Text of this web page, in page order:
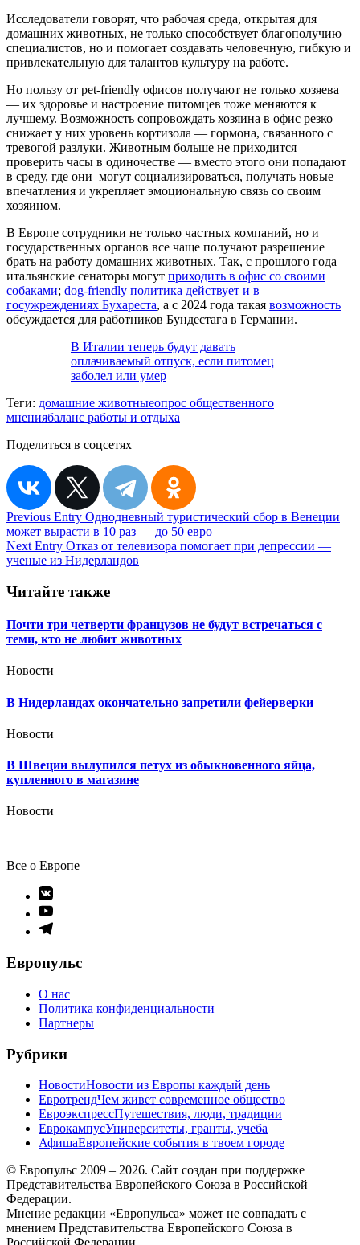
Исследователи говорят, что рабочая среда, открытая для
домашних животных, не только способствует благополучию
специалистов, но и помогает создавать человечную, гибкую и
привлекательную для талантов культуру на работе.
Но пользу от pet-friendly офисов получают не только хозяева
— их здоровье и настроение питомцев тоже меняются к
лучшему. Возможность сопровождать хозяина в офис резко
снижает у них уровень кортизола — гормона, связанного с
тревогой разлуки. Животным больше не приходится
проверить часы в одиночестве — вместо этого они попадают
в среду, где они могут социализироваться, получать новые
впечатления и укрепляет эмоциональную связь со своим
хозяином.
В Европе сотрудники не только частных компаний, но и
государственных органов все чаще получают разрешение
брать на работу домашних животных. Так, с прошлого года
итальянские сенаторы могут приходить в офис со своими
собаками; dog-friendly политика действует и в
госужреждениях Бухареста, а с 2024 года такая возможность
обсуждается для работников Бундестага в Германии.
В Италии теперь будут давать
оплачиваемый отпуск, если питомец
заболел или умер
Теги: домашние животныеопрос общественного
мнениябаланс работы и отдыха
Поделиться в соцсетях
Навигация
по
записям
Previous Entry Однодневный туристический сбор в Венеции
может вырасти в 10 раз — до 50 евро
Next Entry Отказ от телевизора помогает при депрессии —
ученые из Нидерландов
Читайте также
Почти три четверти французов не будут встречаться с
теми, кто не любит животных
Новости
В Нидерландах окончательно запретили фейерверки
Новости
В Швеции вылупился петух из обыкновенного яйца,
купленного в магазине
Новости
Все о Европе
Элемент
меню
Элемент
меню
Элемент
Европульс
О нас
Политика конфиденциальности
Партнеры
Рубрики
НовостиНовости из Европы каждый день
ЕвротрендЧем живет современное общество
ЕвроэкспрессПутешествия, люди, традиции
ЕврокампусУниверситеты, гранты, учеба
АфишаЕвропейские события в твоем городе
© Европульс 2009 – 2026. Сайт создан при поддержке
Представительства Европейского Союза в Российской
Федерации.
Мнение редакции «Европульса» может не совпадать с
мнением Представительства Европейского Союза в